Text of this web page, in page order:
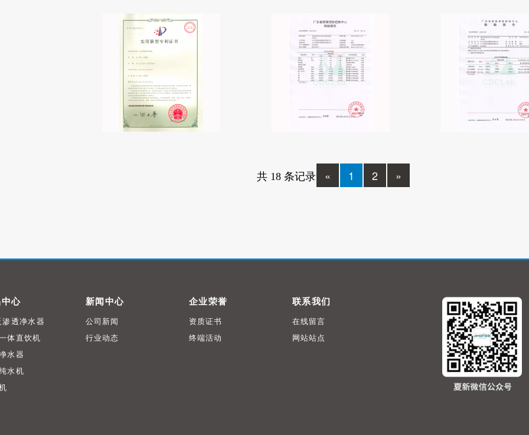
共 18 条记录 « 1 2 »
心
渗透净水器
体直饮机
水器
水机
新闻中心
公司新闻
行业动态
企业荣誉
资质证书
终端活动
联系我们
在线留言
网站站点